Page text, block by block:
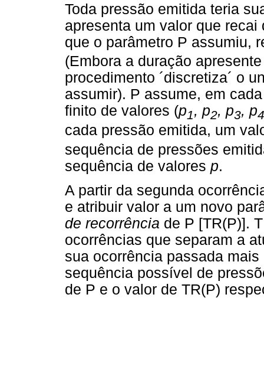
Toda pressão emitida teria
apresenta um valor que
que o parâmetro P assumiu,
(Embora a duração
procedimento ´discretiza´ o
assumir). P assume, em
finito de valores (p1, p2, p3, p4
cada pressão emitida, um
sequência de pressões
sequência de valores p.
A partir da segunda
e atribuir valor a um novo
de recorrência de P [TR(P)].
ocorrências que separam a
sua ocorrência passada
sequência possível de
de P e o valor de TR(P)